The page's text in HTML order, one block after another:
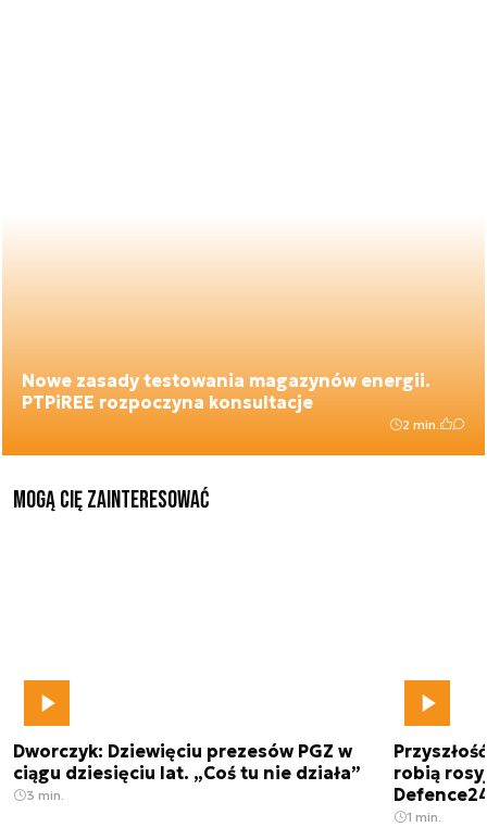
Nowe zasady testowania magazynów energii.
PTPiREE rozpoczyna konsultacje
2 min.
Mogą Cię zainteresować
Dworczyk: Dziewięciu prezesów PGZ w
ciągu dziesięciu lat. „Coś tu nie działa”
3 min.
robią
1 min.